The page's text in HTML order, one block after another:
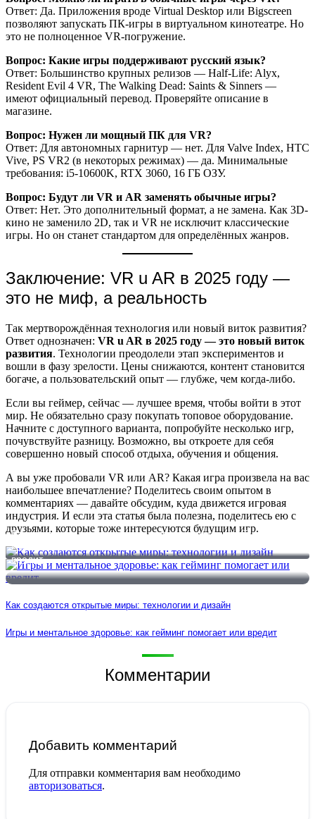
Ответ: Да. Приложения вроде Virtual Desktop или Bigscreen
позволяют запускать ПК-игры в виртуальном кинотеатре. Но
это не полноценное VR-погружение.
Вопрос: Какие игры поддерживают русский язык?
Ответ: Большинство крупных релизов — Half-Life: Alyx,
Resident Evil 4 VR, The Walking Dead: Saints & Sinners —
имеют официальный перевод. Проверяйте описание в
магазине.
Вопрос: Нужен ли мощный ПК для VR?
Ответ: Для автономных гарнитур — нет. Для Valve Index, HTC
Vive, PS VR2 (в некоторых режимах) — да. Минимальные
требования: i5-10600K, RTX 3060, 16 ГБ ОЗУ.
Вопрос: Будут ли VR и AR заменять обычные игры?
Ответ: Нет. Это дополнительный формат, а не замена. Как 3D-
кино не заменило 2D, так и VR не исключит классические
игры. Но он станет стандартом для определённых жанров.
Заключение: VR u AR в 2025 году —
это не миф, а реальность
Так мертворождённая технология или новый виток развития?
Ответ однозначен: VR u AR в 2025 году — это новый виток
развития. Технологии преодолели этап экспериментов и
вошли в фазу зрелости. Цены снижаются, контент становится
богаче, а пользовательский опыт — глубже, чем когда-либо.
Если вы геймер, сейчас — лучшее время, чтобы войти в этот
мир. Не обязательно сразу покупать топовое оборудование.
Начните с доступного варианта, попробуйте несколько игр,
почувствуйте разницу. Возможно, вы откроете для себя
совершенно новый способ отдыха, обучения и общения.
А вы уже пробовали VR или AR? Какая игра произвела на вас
наибольшее впечатление? Поделитесь своим опытом в
комментариях — давайте обсудим, куда движется игровая
индустрия. И если эта статья была полезна, поделитесь ею с
друзьями, которые тоже интересуются будущим игр.
Как создаются открытые миры: технологии и дизайн
Игры и ментальное здоровье: как гейминг помогает или
вредит
Как создаются открытые миры: технологии и дизайн
Игры и ментальное здоровье: как гейминг помогает или вредит
Комментарии
Добавить комментарий
Для отправки комментария вам необходимо
авторизоваться.